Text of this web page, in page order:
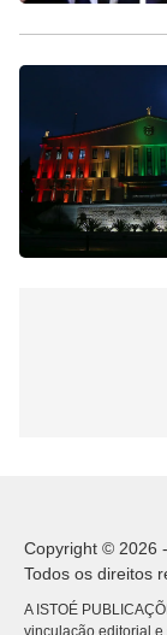
Copyright © 2026
Todos os direitos
A ISTOÉ
vinculação editorial e